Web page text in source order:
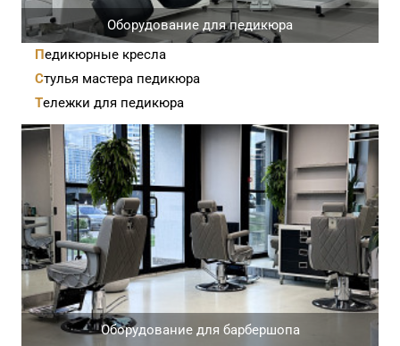
Оборудование для педикюра
Педикюрные кресла
Стулья мастера педикюра
Тележки для педикюра
Оборудование для барбершопа